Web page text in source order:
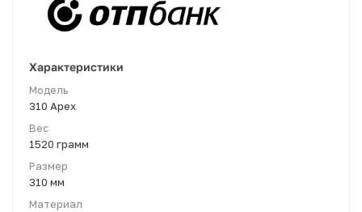
Характеристики
Модель
310 Apex
Вес
1520 грамм
Размер
310 мм
Материал